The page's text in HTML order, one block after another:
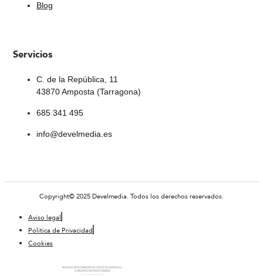
Blog
Servicios
C. de la República, 11
43870 Amposta (Tarragona)
685 341 495
info@develmedia.es
Copyright© 2025 Develmedia. Todos los derechos reservados.
Aviso legal
Política de Privacidad
Cookies